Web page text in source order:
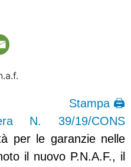
Stampa 🖨
N. 39/19/CONS
per le garanzie nelle
il nuovo P.N.A.F., il